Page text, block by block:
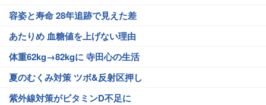
容姿と寿命 28年追跡で見えた差
あたりめ 血糖値を上げない理由
体重62kg→82kgに 寺田心の生活
夏のむくみ対策 ツボ&反射区押し
紫外線対策がビタミンD不足に